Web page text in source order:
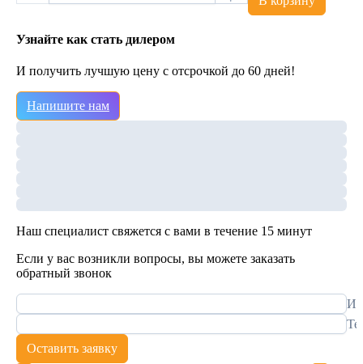
Узнайте как стать дилером
И получить лучшую цену с отсрочкой до 60 дней!
Напишите нам
Наш специалист свяжется с вами в течение 15 минут
Если у вас возникли вопросы, вы можете заказать
обратный звонок
Оставить заявку